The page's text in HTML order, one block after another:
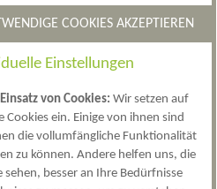
oder des
Impfungen und
Termine
COOKIES AKZEPTIEREN
Einstellungen
von Cookies: Wir setzen auf
Cookies ein. Einige von ihnen sind
die vollumfängliche Funktionalität
zu können. Andere helfen uns, die
sehen, besser an Ihre Bedürfnisse